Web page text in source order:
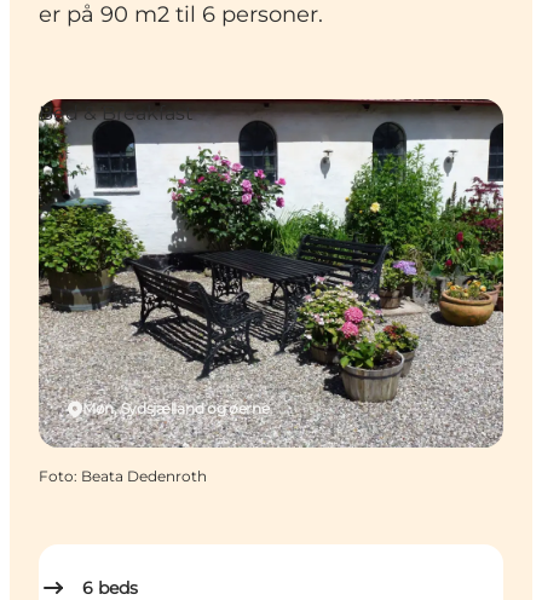
er på 90 m2 til 6 personer.
6 beds
Møn, Sydsjælland og øerne
Bed & Breakfast
Foto: Beata Dedenroth